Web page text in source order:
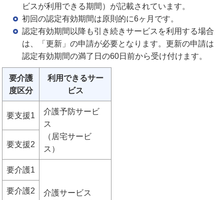
ビスが利用できる期間）が記載されています。
初回の認定有効期間は原則的に6ヶ月です。
認定有効期間以降も引き続きサービスを利用する場合
は、「更新」の申請が必要となります。更新の申請は
認定有効期間の満了日の60日前から受け付けます。
要介護
度区分
利用できるサー
ビス
要支援1
介護予防サービ
ス
（居宅サービ
ス）
要支援2
要介護1
介護サービス
要介護2